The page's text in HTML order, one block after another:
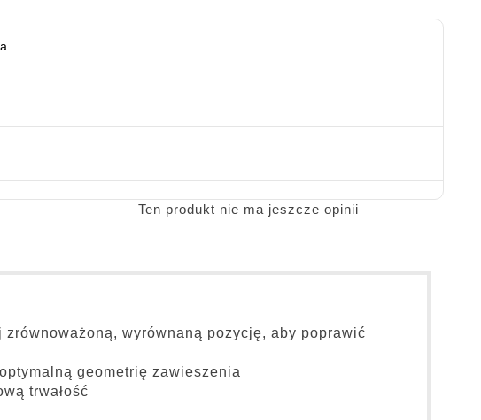
Ten produkt nie ma jeszcze opinii
wyrównaną pozycję, aby poprawić
geometrię zawieszenia
trwałość